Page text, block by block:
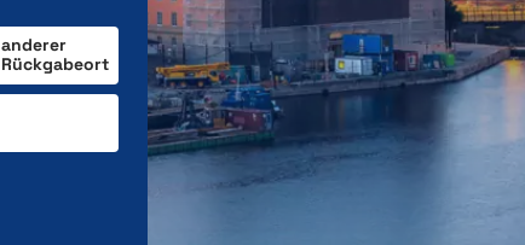
anderer
Rückgabeort